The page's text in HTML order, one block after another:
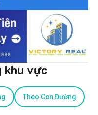
khu vực
Theo Con Đường